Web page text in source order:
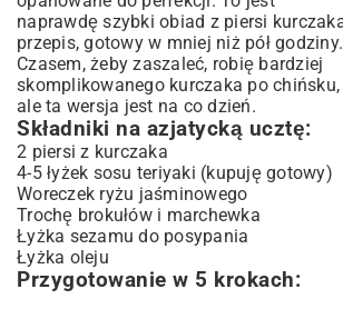
naprawdę szybki obiad z piersi
przepis, gotowy w mniej niż pół godziny.
Czasem, żeby zaszaleć, robię bardziej
skomplikowanego kurczaka po chińsku,
ale ta wersja jest na co dzień.
Składniki na azjatycką ucztę:
2 piersi z kurczaka
4-5 łyżek sosu teriyaki (kupuję gotowy)
Woreczek ryżu jaśminowego
Trochę brokułów i marchewka
Łyżka sezamu do posypania
Łyżka oleju
Przygotowanie w 5 krokach: